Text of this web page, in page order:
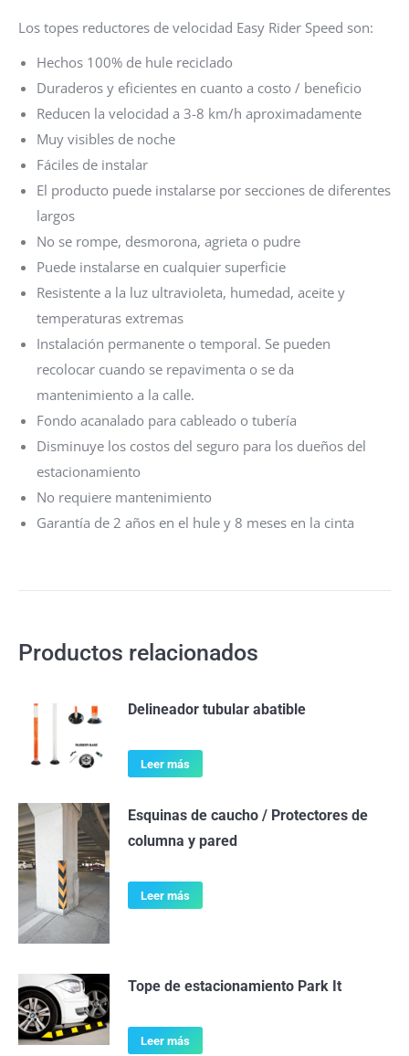
Los topes reductores de velocidad Easy Rider Speed son:
Hechos 100% de hule reciclado
Duraderos y eficientes en cuanto a costo / beneficio
Reducen la velocidad a 3-8 km/h aproximadamente
Muy visibles de noche
Fáciles de instalar
El producto puede instalarse por secciones de diferentes
largos
No se rompe, desmorona, agrieta o pudre
Puede instalarse en cualquier superficie
Resistente a la luz ultravioleta, humedad, aceite y
temperaturas extremas
Instalación permanente o temporal. Se pueden
recolocar cuando se repavimenta o se da
mantenimiento a la calle.
Fondo acanalado para cableado o tubería
Disminuye los costos del seguro para los dueños del
estacionamiento
No requiere mantenimiento
Garantía de 2 años en el hule y 8 meses en la cinta
Productos relacionados
Delineador tubular abatible
Leer más
Esquinas de caucho / Protectores de
columna y pared
Leer más
Tope de estacionamiento Park It
Leer más